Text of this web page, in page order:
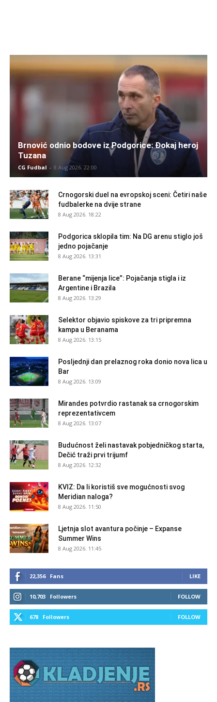
Brnović odnio bodove iz Podgorice: Đokaj heroj
Tuzana
CG Fudbal - 8 Aug 2026. 22:00
Crnogorski duel na evropskoj sceni: Četiri naše
fudbalerke na dvije strane
8 Aug 2026. 18:22
Podgorica sklopila tim: Na DG arenu stiglo još
jedno pojačanje
8 Aug 2026. 13:31
Berane “mijenja lice”: Pojačanja stigla i iz
Argentine i Brazila
8 Aug 2026. 13:29
Selektor objavio spiskove za tri pripremna
kampa u Beranama
8 Aug 2026. 13:15
Posljednji dan prelaznog roka donio nova lica u
Bar
8 Aug 2026. 13:09
Mirandes potvrdio rastanak sa crnogorskim
reprezentativcem
8 Aug 2026. 13:07
Budućnost želi nastavak pobjedničkog starta,
Dečić traži prvi trijumf
8 Aug 2026. 12:32
KVIZ: Da li koristiš sve mogućnosti svog
Meridian naloga?
8 Aug 2026. 11:50
Ljetnja slot avantura počinje – Expanse
Summer Wins
8 Aug 2026. 11:45
22,356 Fans LIKE
10,703 Followers FOLLOW
678 Followers FOLLOW